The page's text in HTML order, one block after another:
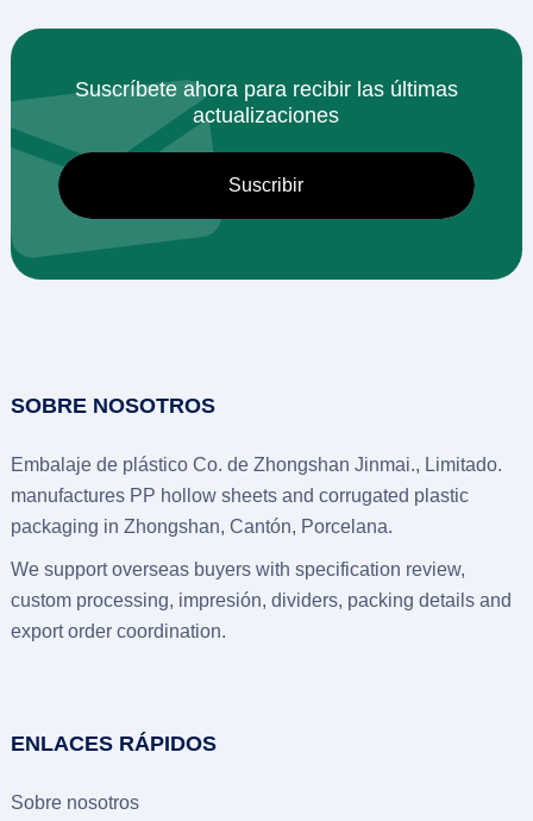
Suscríbete ahora para recibir las últimas
actualizaciones
SOBRE NOSOTROS
Embalaje de plástico Co. de Zhongshan Jinmai., Limitado.
manufactures PP hollow sheets and corrugated plastic
packaging in Zhongshan, Cantón, Porcelana.
We support overseas buyers with specification review,
custom processing, impresión, dividers, packing details and
export order coordination.
ENLACES RÁPIDOS
Sobre nosotros